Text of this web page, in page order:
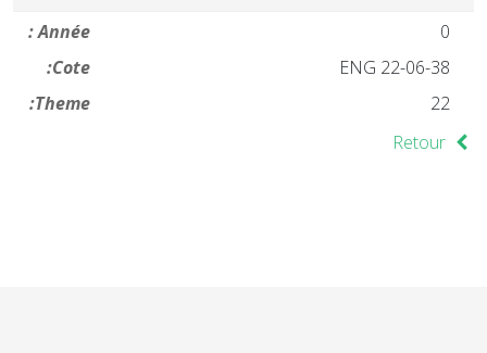
Année :
0
Cote:
ENG 22-06-38
Theme:
22
Retour